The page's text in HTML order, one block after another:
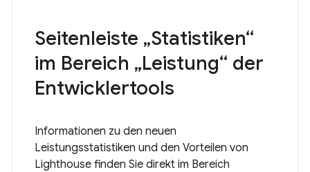
Seitenleiste „Statistiken“
im Bereich „Leistung“ der
Entwicklertools
Informationen zu den neuen
Leistungsstatistiken und den Vorteilen von
Lighthouse finden Sie direkt im Bereich